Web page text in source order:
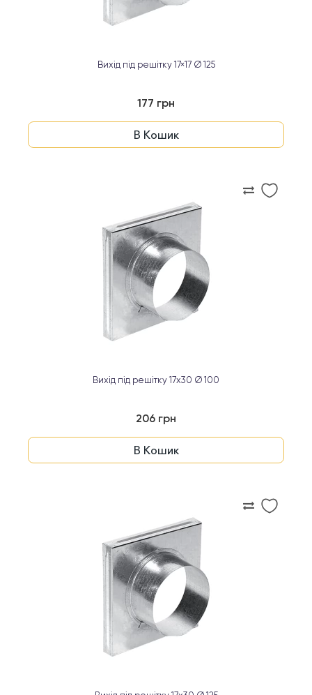
Вихід під решітку 17×17 Ø 125
177 грн
В Кошик
Вихід під решітку 17x30 Ø 100
206 грн
В Кошик